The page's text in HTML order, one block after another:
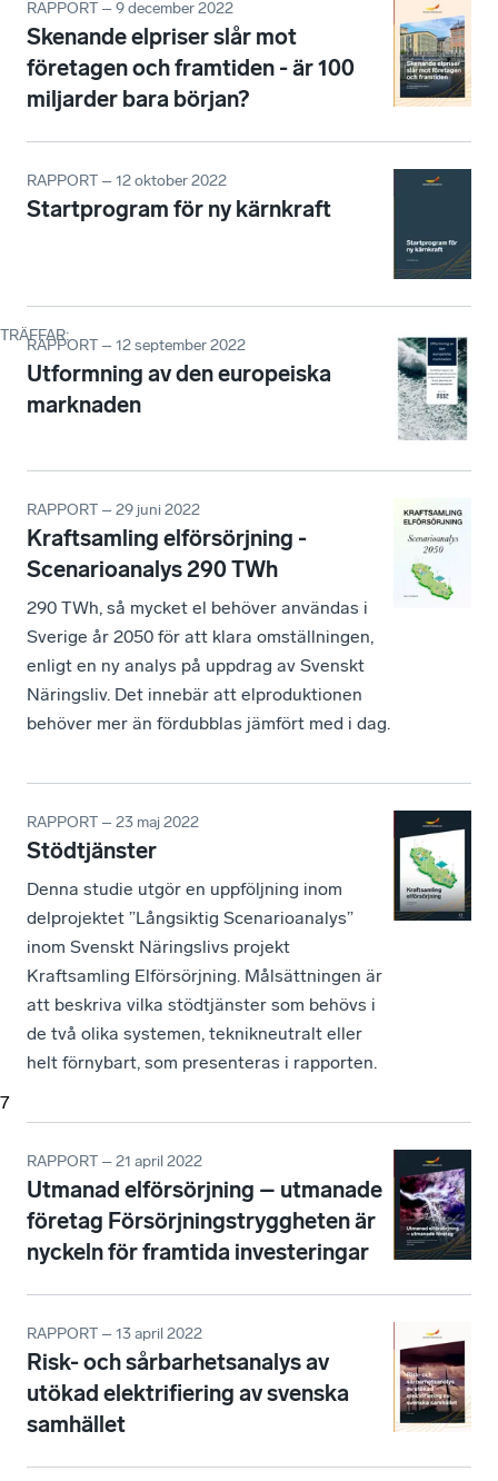
TRÄFFAR:
7
RAPPORT – 9 december 2022
Skenande elpriser slår mot
företagen och framtiden - är 100
miljarder bara början?
RAPPORT – 12 oktober 2022
Startprogram för ny kärnkraft
RAPPORT – 12 september 2022
Utformning av den europeiska
marknaden
RAPPORT – 29 juni 2022
Kraftsamling elförsörjning -
Scenarioanalys 290 TWh
290 TWh, så mycket el behöver användas i
Sverige år 2050 för att klara omställningen,
enligt en ny analys på uppdrag av Svenskt
Näringsliv. Det innebär att elproduktionen
behöver mer än fördubblas jämfört med i dag.
RAPPORT – 23 maj 2022
Stödtjänster
Denna studie utgör en uppföljning inom
delprojektet ”Långsiktig Scenarioanalys”
inom Svenskt Näringslivs projekt
Kraftsamling Elförsörjning. Målsättningen är
att beskriva vilka stödtjänster som behövs i
de två olika systemen, teknikneutralt eller
helt förnybart, som presenteras i rapporten.
RAPPORT – 21 april 2022
Utmanad elförsörjning – utmanade
företag Försörjningstryggheten är
nyckeln för framtida investeringar
RAPPORT – 13 april 2022
Risk- och sårbarhetsanalys av
utökad elektrifiering av svenska
samhället